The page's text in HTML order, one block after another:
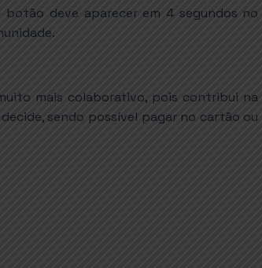
botão deve aparecer em 4 segundos no
mais colaborativo, pois contribui na
sendo possível pagar no cartão ou